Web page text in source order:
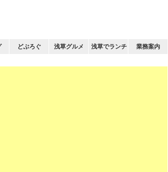
どぶろぐ 浅草グルメ 浅草でランチ 業務案内